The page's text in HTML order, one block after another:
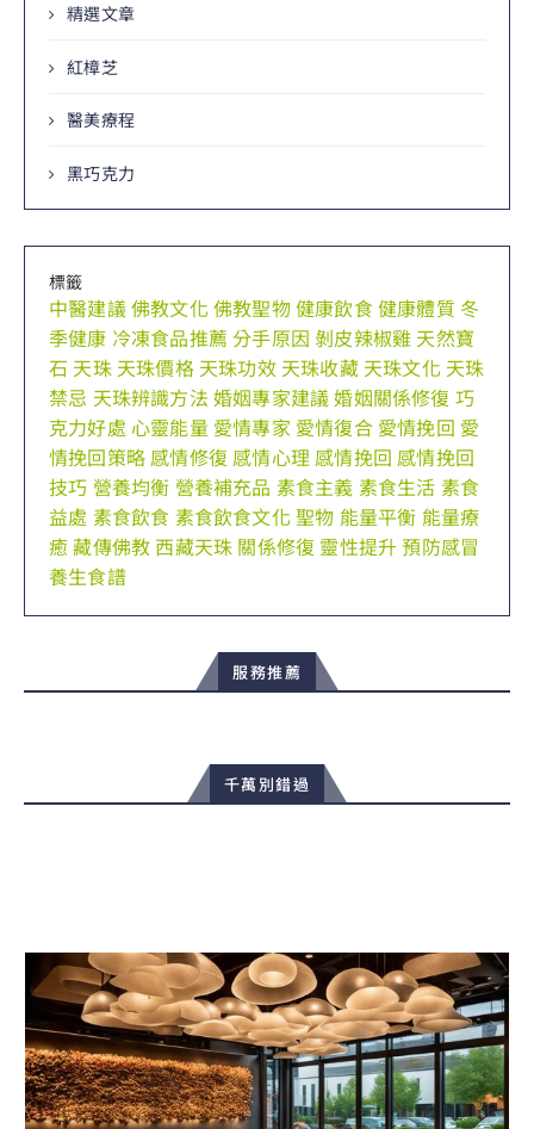
精選文章
紅樟芝
醫美療程
黑巧克力
標籤
中醫建議佛教文化佛教聖物健康飲食健康體質 冬
季健康 冷凍食品推薦 分手原因 剝皮辣椒雞 天然寶
石 天珠 天珠價格 天珠功效 天珠收藏 天珠文化 天珠
禁忌 天珠辨識方法 婚姻專家建議婚姻關係修復 巧
克力好處 心靈能量 愛情專家 愛情復合 愛情挽回 愛
情挽回策略 感情修復 感情心理 感情挽回 感情挽回
技巧 營養均衡 營養補充品 素食主義 素食生活 素食
益處 素食飲食 素食飲食文化聖物 能量平衡 能量療
癒藏傳佛教 西藏天珠 關係修復 靈性提升預防感冒
養生食譜
服務推薦
千萬別錯過